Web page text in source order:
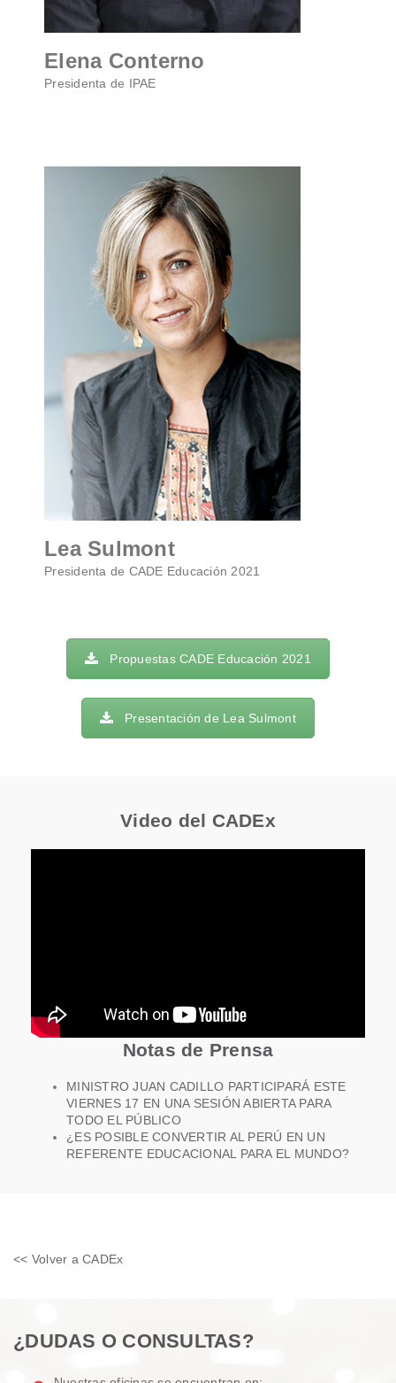
Elena Conterno
Presidenta de IPAE
Lea Sulmont
Presidenta de CADE Educación 2021
Propuestas CADE Educación 2021
Presentación de Lea Sulmont
Video del CADEx
Notas de Prensa
MINISTRO JUAN CADILLO PARTICIPARÁ ESTE
VIERNES 17 EN UNA SESIÓN ABIERTA PARA
TODO EL PÚBLICO
¿ES POSIBLE CONVERTIR AL PERÚ EN UN
REFERENTE EDUCACIONAL PARA EL MUNDO?
<< Volver a CADEx
¿DUDAS O CONSULTAS?